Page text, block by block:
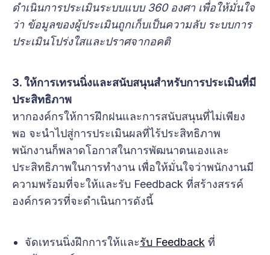
ดำเนินการประเมินระบบแบบ 360 องศา เพื่อให้มั่นใจ
ว่า ข้อมูลของผู้ประเมินถูกเก็บเป็นความลับ ระบบการ
ประเมินโปร่งใสและปราศจากอคติ
3. ให้การเทรนนิ่งและสนับสนุนสำหรับการประเมินที่มี
ประสิทธิภาพ
หากองค์กรให้การฝึกฝนและการสนับสนุนที่ไม่เพียง
พอ จะนำไปสู่การประเมินผลที่ไร้ประสิทธิภาพ
พนักงานก็พลาดโอกาสในการพัฒนาตนเองและ
ประสิทธิภาพในการทำงาน เพื่อให้มั่นใจว่าพนักงานมี
ความพร้อมที่จะให้และรับ Feedback ที่สร้างสรรค์
องค์กรควรที่จะดำเนินการดังนี้
จัดเทรนนิ่งฝึกการให้และรับ Feedback ที่